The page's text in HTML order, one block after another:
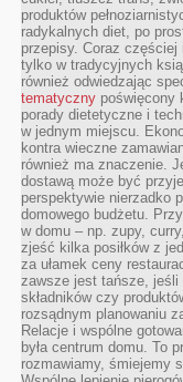
produktów
radykalnych diet, po
przepisy. Coraz
tylko w tradycyjnych
również odwiedzając
tematyczny poświęcony
porady dietetyczne i
w jednym miejscu.
kontra wieczne
również ma znaczenie.
dostawą może być
perspektywie nierzadko
domowego budżetu.
w domu – np. zupy,
zjeść kilka posiłków z
za ułamek ceny
zawsze jest tańsze,
składników czy
rozsądnym planowaniu
Relacje i wspólne
była centrum domu. To
rozmawiamy, śmiejemy